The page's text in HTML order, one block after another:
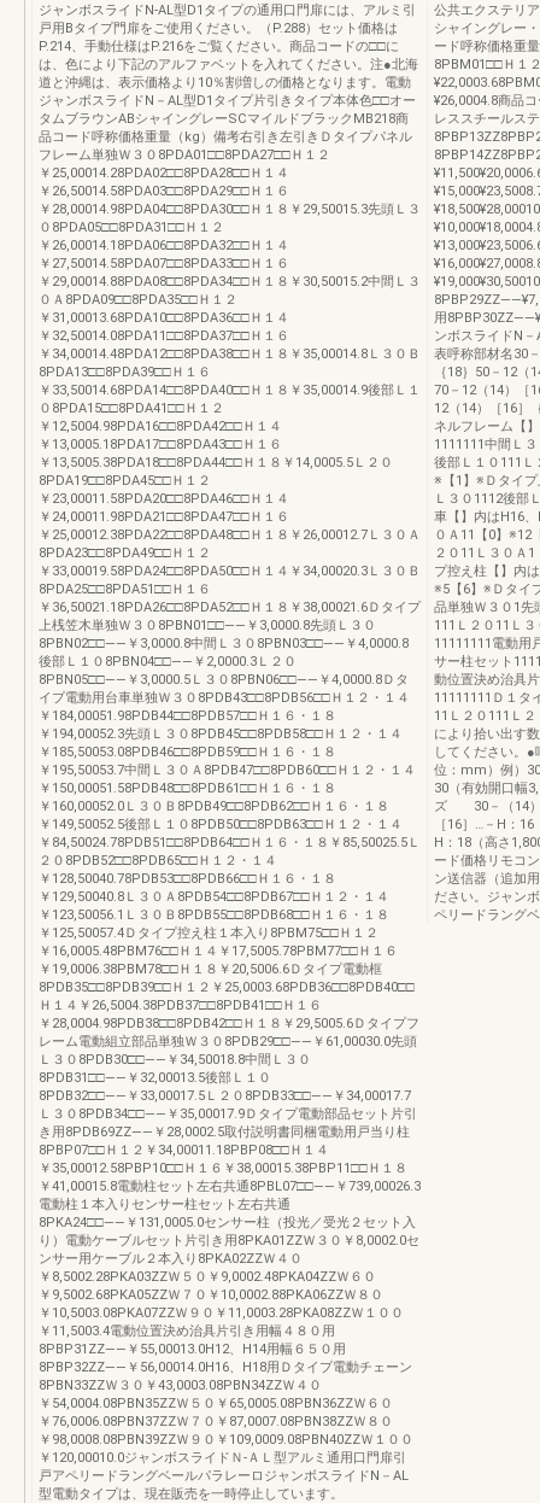
ジャンボスライドN-AL型D1タイプの通用口門扉には、アルミ引
戸用Bタイプ門扉をご使用ください。（P.288）セット価格は
P.214、手動仕様はP.216をご覧ください。商品コードの□□に
は、色により下記のアルファベットを入れてください。注●北海
道と沖縄は、表示価格より10％割増しの価格となります。電動
ジャンボスライドN－AL型D1タイプ片引きタイプ本体色□□オー
タムブラウンABシャイングレーSCマイルドブラックMB218商
品コード呼称価格重量（kg）備考右引き左引きＤタイプパネル
フレーム単独Ｗ３０8PDA01□□8PDA27□□Ｈ１２
￥25,00014.28PDA02□□8PDA28□□Ｈ１４
￥26,50014.58PDA03□□8PDA29□□Ｈ１６
￥28,00014.98PDA04□□8PDA30□□Ｈ１８￥29,50015.3先頭Ｌ３
０8PDA05□□8PDA31□□Ｈ１２
￥26,00014.18PDA06□□8PDA32□□Ｈ１４
￥27,50014.58PDA07□□8PDA33□□Ｈ１６
￥29,00014.88PDA08□□8PDA34□□Ｈ１８￥30,50015.2中間Ｌ３
０Ａ8PDA09□□8PDA35□□Ｈ１２
￥31,00013.68PDA10□□8PDA36□□Ｈ１４
￥32,50014.08PDA11□□8PDA37□□Ｈ１６
￥34,00014.48PDA12□□8PDA38□□Ｈ１８￥35,00014.8Ｌ３０Ｂ
8PDA13□□8PDA39□□Ｈ１６
￥33,50014.68PDA14□□8PDA40□□Ｈ１８￥35,00014.9後部Ｌ１
０8PDA15□□8PDA41□□Ｈ１２
￥12,5004.98PDA16□□8PDA42□□Ｈ１４
￥13,0005.18PDA17□□8PDA43□□Ｈ１６
￥13,5005.38PDA18□□8PDA44□□Ｈ１８￥14,0005.5Ｌ２０
8PDA19□□8PDA45□□Ｈ１２
￥23,00011.58PDA20□□8PDA46□□Ｈ１４
￥24,00011.98PDA21□□8PDA47□□Ｈ１６
￥25,00012.38PDA22□□8PDA48□□Ｈ１８￥26,00012.7Ｌ３０Ａ
8PDA23□□8PDA49□□Ｈ１２
￥33,00019.58PDA24□□8PDA50□□Ｈ１４￥34,00020.3Ｌ３０Ｂ
8PDA25□□8PDA51□□Ｈ１６
￥36,50021.18PDA26□□8PDA52□□Ｈ１８￥38,00021.6Ｄタイプ
上桟笠木単独Ｗ３０8PBN01□□――￥3,0000.8先頭Ｌ３０
8PBN02□□――￥3,0000.8中間Ｌ３０8PBN03□□――￥4,0000.8
後部Ｌ１０8PBN04□□――￥2,0000.3Ｌ２０
8PBN05□□――￥3,0000.5Ｌ３０8PBN06□□――￥4,0000.8Ｄタ
イプ電動用台車単独Ｗ３０8PDB43□□8PDB56□□Ｈ１２・１４
￥184,00051.98PDB44□□8PDB57□□Ｈ１６・１８
￥194,00052.3先頭Ｌ３０8PDB45□□8PDB58□□Ｈ１２・１４
￥185,50053.08PDB46□□8PDB59□□Ｈ１６・１８
￥195,50053.7中間Ｌ３０Ａ8PDB47□□8PDB60□□Ｈ１２・１４
￥150,00051.58PDB48□□8PDB61□□Ｈ１６・１８
￥160,00052.0Ｌ３０Ｂ8PDB49□□8PDB62□□Ｈ１６・１８
￥149,50052.5後部Ｌ１０8PDB50□□8PDB63□□Ｈ１２・１４
￥84,50024.78PDB51□□8PDB64□□Ｈ１６・１８￥85,50025.5Ｌ
２０8PDB52□□8PDB65□□Ｈ１２・１４
￥128,50040.78PDB53□□8PDB66□□Ｈ１６・１８
￥129,50040.8Ｌ３０Ａ8PDB54□□8PDB67□□Ｈ１２・１４
￥123,50056.1Ｌ３０Ｂ8PDB55□□8PDB68□□Ｈ１６・１８
￥125,50057.4Ｄタイプ控え柱１本入り8PBM75□□Ｈ１２
￥16,0005.48PBM76□□Ｈ１４￥17,5005.78PBM77□□Ｈ１６
￥19,0006.38PBM78□□Ｈ１８￥20,5006.6Ｄタイプ電動框
8PDB35□□8PDB39□□Ｈ１２￥25,0003.68PDB36□□8PDB40□□
Ｈ１４￥26,5004.38PDB37□□8PDB41□□Ｈ１６
￥28,0004.98PDB38□□8PDB42□□Ｈ１８￥29,5005.6Ｄタイプフ
レーム電動組立部品単独Ｗ３０8PDB29□□――￥61,00030.0先頭
Ｌ３０8PDB30□□――￥34,50018.8中間Ｌ３０
8PDB31□□――￥32,00013.5後部Ｌ１０
8PDB32□□――￥33,00017.5Ｌ２０8PDB33□□――￥34,00017.7
Ｌ３０8PDB34□□――￥35,00017.9Ｄタイプ電動部品セット片引
き用8PDB69ZZ――￥28,0002.5取付説明書同梱電動用戸当り柱
8PBP07□□Ｈ１２￥34,00011.18PBP08□□Ｈ１４
￥35,00012.58PBP10□□Ｈ１６￥38,00015.38PBP11□□Ｈ１８
￥41,00015.8電動柱セット左右共通8PBL07□□――￥739,00026.3
電動柱１本入りセンサー柱セット左右共通
8PKA24□□――￥131,0005.0センサー柱（投光／受光２セット入
り）電動ケーブルセット片引き用8PKA01ZZＷ３０￥8,0002.0セ
ンサー用ケーブル２本入り8PKA02ZZＷ４０
￥8,5002.28PKA03ZZＷ５０￥9,0002.48PKA04ZZＷ６０
￥9,5002.68PKA05ZZＷ７０￥10,0002.88PKA06ZZＷ８０
￥10,5003.08PKA07ZZＷ９０￥11,0003.28PKA08ZZＷ１００
￥11,5003.4電動位置決め治具片引き用幅４８０用
8PBP31ZZ――￥55,00013.0H12、H14用幅６５０用
8PBP32ZZ――￥56,00014.0H16、H18用Ｄタイプ電動チェーン
8PBN33ZZＷ３０￥43,0003.08PBN34ZZＷ４０
￥54,0004.08PBN35ZZＷ５０￥65,0005.08PBN36ZZＷ６０
￥76,0006.08PBN37ZZＷ７０￥87,0007.08PBN38ZZＷ８０
￥98,0008.08PBN39ZZＷ９０￥109,0009.08PBN40ZZＷ１００
￥120,00010.0ジャンボスライドＮ‐ＡＬ型アルミ通用口門扉引
戸アペリードラングベールパラレーロジャンボスライドN－AL
型電動タイプは、現在販売を一時停止しています。
公共エクステリ
シャイングレー
ード呼称価格重
8PBM01□□Ｈ１
¥26,0004.8商品
レススチールス
用
ンボスライドN
表呼称部材名30
｛18｝50－12
70－12（14）［
12（14）［16］
ネルフレーム【
1111111中間Ｌ
後部Ｌ１０111
※【1】※Ｄタイ
Ｌ３０1112後部
車【】内はH16
０Ａ11【0】※12
２０11Ｌ３０Ａ
プ控え柱【】内
※5【6】※Ｄタイ
品単独Ｗ３０1先
111Ｌ２０11Ｌ
11111111電動用
サー柱セット
動位置決め治具
11111111Ｄ１タ
11Ｌ２０111Ｌ
により拾い出す
してください。
位：mm）例）
30（有効開口幅
ズ 30－（14）
［16］…－H：
H：18（高さ
ード価格リモコ
ン送信器（追加
ださい。ジャン
ペリードラング